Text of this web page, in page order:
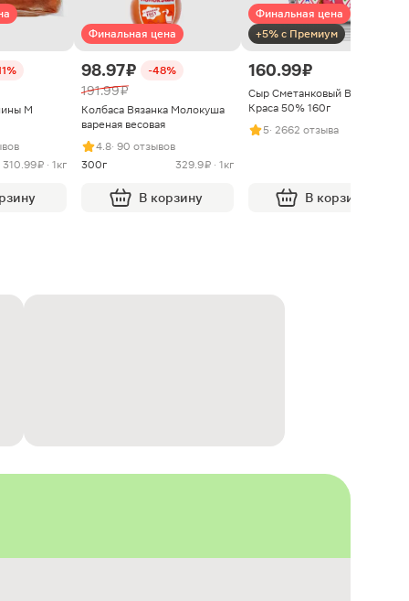
М
310.99 ₽ · 1кг
Финальная цена
98.97 ₽ -48%
191.99 ₽
Колбаса Вязанка Молокуша
вареная весовая
4.8· 90 отзывов
300г
329.9 ₽ · 1кг
В корзину
Финальная цена
+5% с Премиум
160.99 ₽
Сыр Сметанковый Варвара
Краса 50% 160г
5· 2662 отзыва
В корзину